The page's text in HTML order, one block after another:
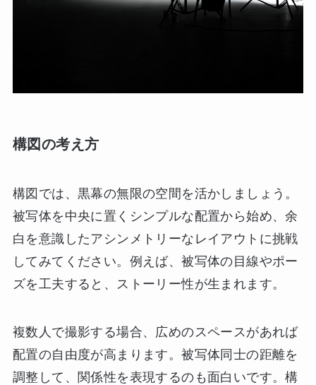
構図の考え方
構図では、黒幕の無限の空間を活かしましょう。
被写体を中央に置くシンプルな配置から始め、余
白を意識したアシンメトリーなレイアウトに挑戦
してみてください。例えば、被写体の目線やポー
ズを工夫すると、ストーリー性が生まれます。
複数人で撮影する場合、広めのスペースがあれば
配置の自由度が高まります。被写体同士の距離を
調整して、関係性を表現するのも面白いです。構